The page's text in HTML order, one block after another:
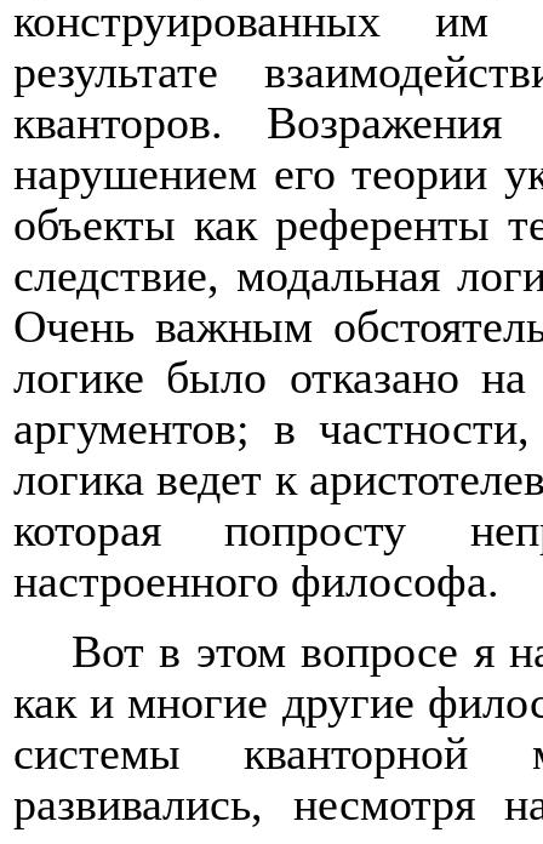
конструированных им
результате
кванторов.
нарушением его теории
объекты как референты
следствие, модальная
Очень важным
логике было отказано
аргументов; в
логика ведет к
которая попросту
настроенного философа.
Вот в этом вопросе я
как и многие другие
системы кванторной
развивались, несмотря